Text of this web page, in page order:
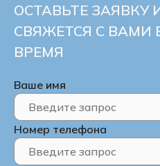
ОСТАВЬТЕ
СВЯЖЕТСЯ С
ВРЕМЯ
Ваше имя
Номер телефона